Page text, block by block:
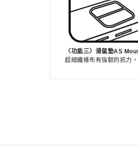
〈功能三〉滑鼠墊AS
超細纖維布有強韌的抓力